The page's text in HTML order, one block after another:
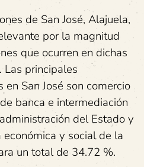
de San José, Alajuela,
por la magnitud
que ocurren en dichas
Las principales
San José son comercio
banca e intermediación
del Estado y
y social de la
un total de 34.72 %.